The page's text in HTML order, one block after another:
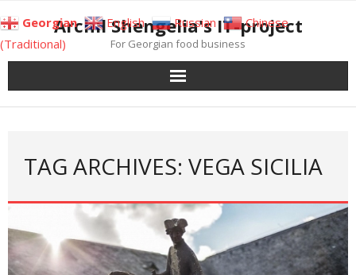
to
content
Archil Shengelia's IT-project
For Georgian food business
TAG ARCHIVES: VEGA SICILIA
Georgian English Russian
Chinese
(Traditional)